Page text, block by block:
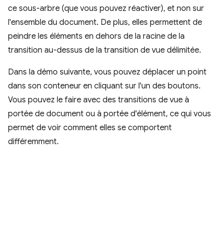
ce sous-arbre (que vous pouvez réactiver), et non sur
l'ensemble du document. De plus, elles permettent de
peindre les éléments en dehors de la racine de la
transition au-dessus de la transition de vue délimitée.
Dans la démo suivante, vous pouvez déplacer un point
dans son conteneur en cliquant sur l'un des boutons.
Vous pouvez le faire avec des transitions de vue à
portée de document ou à portée d'élément, ce qui vous
permet de voir comment elles se comportent
différemment.